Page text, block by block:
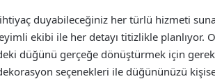
duyabileceğiniz her türlü hizmeti
ekibi ile her detayı titizlikle planlıyor.
düğünü gerçeğe dönüştürmek için
seçenekleri ile düğününüzü